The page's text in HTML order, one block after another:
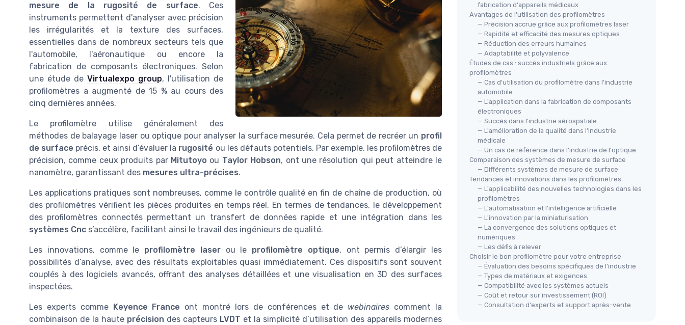
mesure de la rugosité de surface. Ces
instruments permettent d'analyser avec précision
les irrégularités et la texture des surfaces,
essentielles dans de nombreux secteurs tels que
l'automobile, l'aéronautique ou encore la
fabrication de composants électroniques. Selon
une étude de Virtualexpo group, l'utilisation de
profilomètres a augmenté de 15 % au cours des
cinq dernières années.
Le profilomètre utilise généralement des
méthodes de balayage laser ou optique pour analyser la surface mesurée. Cela permet de recréer un profil
de surface précis, et ainsi d’évaluer la rugosité ou les défauts potentiels. Par exemple, les profilomètres de
précision, comme ceux produits par Mitutoyo ou Taylor Hobson, ont une résolution qui peut atteindre le
nanomètre, garantissant des mesures ultra-précises.
Les applications pratiques sont nombreuses, comme le contrôle qualité en fin de chaîne de production, où
des profilomètres vérifient les pièces produites en temps réel. En termes de tendances, le développement
des profilomètres connectés permettant un transfert de données rapide et une intégration dans les
systèmes Cnc s’accélère, facilitant ainsi le travail des ingénieurs de qualité.
Les innovations, comme le profilomètre laserou le profilomètre optique, ont permis d’élargir les
possibilités d’analyse, avec des résultats exploitables quasi immédiatement. Ces dispositifs sont souvent
couplés à des logiciels avancés, offrant des analyses détaillées et une visualisation en 3D des surfaces
inspectées.
Les experts comme Keyence France ont montré lors de conférences et de webinaires comment la
combinaison de la haute précision des capteurs LVDT et la simplicité d’utilisation des appareils modernes
fabrication d'appareils médicaux
Avantages de l'utilisation des profilomètres
— Précision accrue grâce aux profilomètres laser
— Rapidité et efficacité des mesures optiques
— Réduction des erreurs humaines
— Adaptabilité et polyvalence
Études de cas : succès industriels grâce aux
profilomètres
— Cas d'utilisation du profilomètre dans l'industrie
automobile
— L'application dans la fabrication de composants
électroniques
— Succès dans l'industrie aérospatiale
— L'amélioration de la qualité dans l'industrie
médicale
— Un cas de référence dans l'industrie de l'optique
Comparaison des systèmes de mesure de surface
— Différents systèmes de mesure de surface
Tendances et innovations dans les profilomètres
— L'applicabilité des nouvelles technologies dans les
profilomètres
— L'automatisation et l'intelligence artificielle
— L'innovation par la miniaturisation
— La convergence des solutions optiques et
numériques
— Les défis à relever
Choisir le bon profilomètre pour votre entreprise
— Évaluation des besoins spécifiques de l'industrie
— Types de matériaux et exigences
— Compatibilité avec les systèmes actuels
— Coût et retour sur investissement (ROI)
— Consultation d'experts et support après-vente